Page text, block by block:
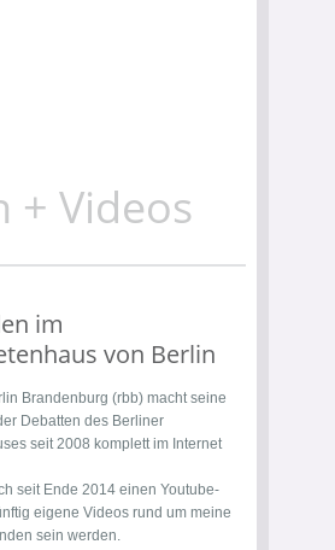
+ Videos
im
von Berlin
Brandenburg (rbb) macht seine
Debatten des Berliner
seit 2008 komplett im Internet
seit Ende 2014 einen Youtube-
eigene Videos rund um meine
sein werden.